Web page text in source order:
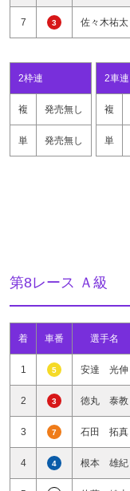
7 3 佐々木祐太
2枠連
複 発売無し
単 発売無し
2車連
複
単
第8レース Ａ級
着 車番 選手名
1 5 安達 光伸
2 3 徳丸 泰教
3 7 石田 拓真
4 4 根本 雄紀